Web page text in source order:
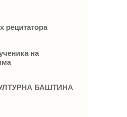
рецитатора
на
БАШТИНА